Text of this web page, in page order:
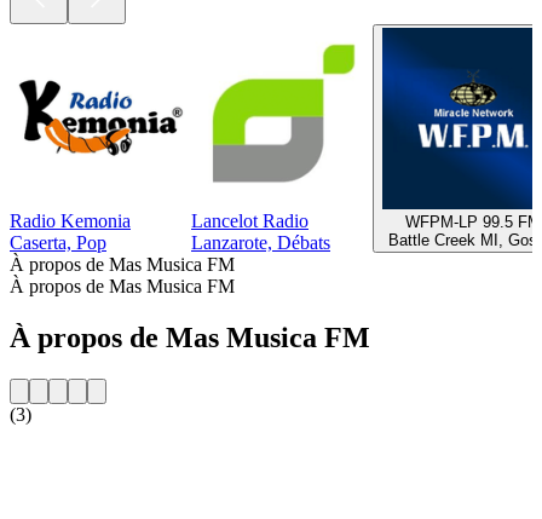
Radio Kemonia
Caserta, Pop
Lancelot Radio
Lanzarote, Débats
WFPM-LP 99.5 FM
Battle Creek MI,
À propos de Mas Musica FM
À propos de Mas Musica FM
À propos de Mas Musica FM
(3)